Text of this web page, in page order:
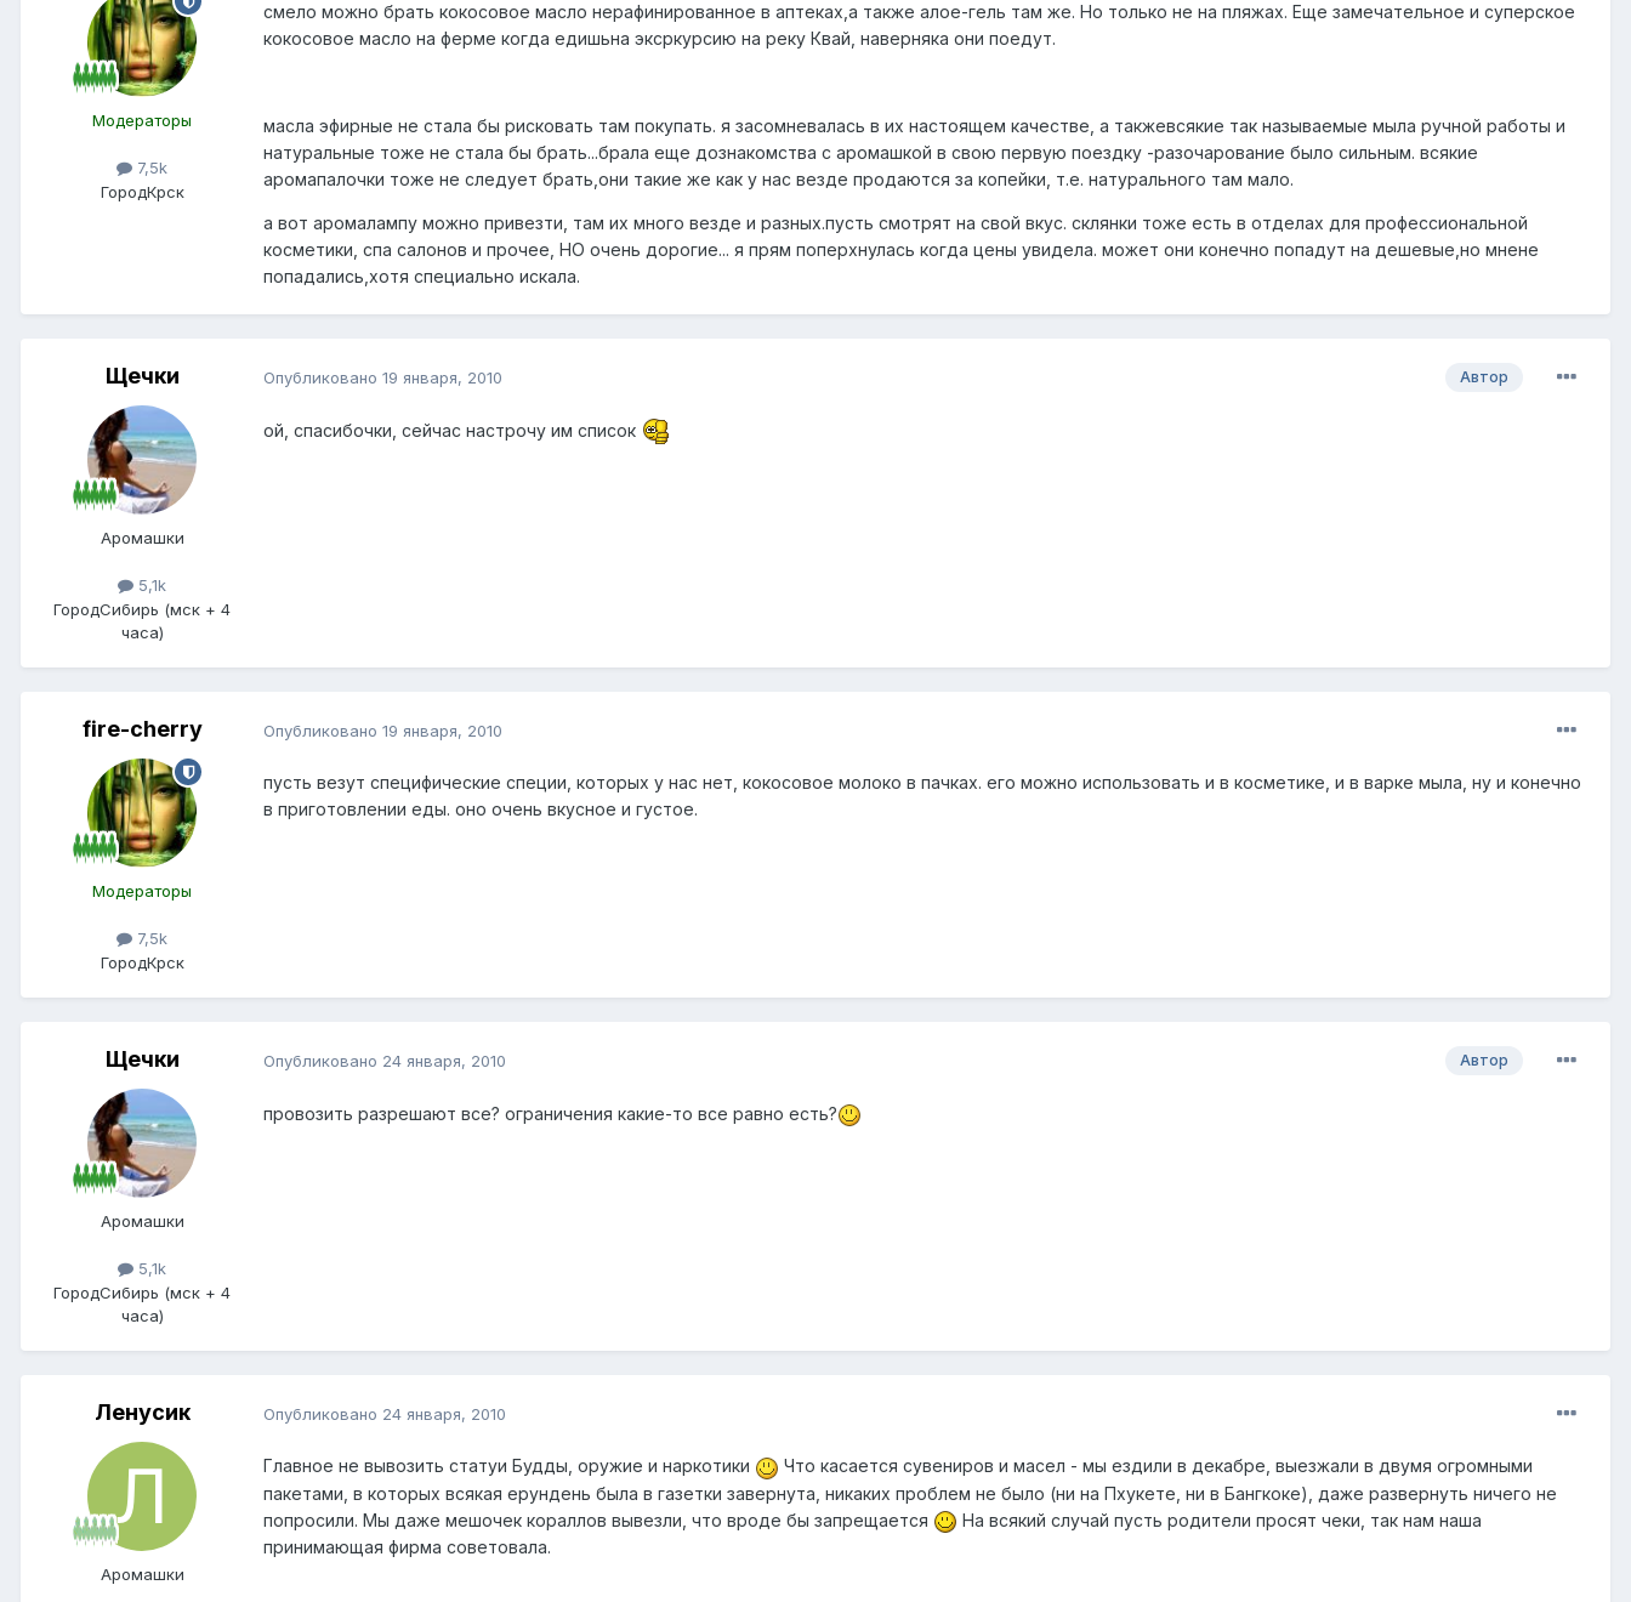
Модераторы
7,5k
ГородКрск
смело можно брать кокосовое масло нерафинированное в аптеках,а также алое-гель там же. Но только не на пляжах. Еще замечательное и суперское
кокосовое масло на ферме когда едишьна эксркурсию на реку Квай, наверняка они поедут.
масла эфирные не стала бы рисковать там покупать. я засомневалась в их настоящем качестве, а такжевсякие так называемые мыла ручной работы и
натуральные тоже не стала бы брать...брала еще дознакомства с аромашкой в свою первую поездку -разочарование было сильным. всякие
аромапалочки тоже не следует брать,они такие же как у нас везде продаются за копейки, т.е. натурального там мало.
а вот аромалампу можно привезти, там их много везде и разных.пусть смотрят на свой вкус. склянки тоже есть в отделах для профессиональной
косметики, спа салонов и прочее, НО очень дорогие... я прям поперхнулась когда цены увидела. может они конечно попадут на дешевые,но мнене
попадались,хотя специально искала.
Щечки
Аромашки
5,1k
ГородСибирь (мск + 4
часа)
Автор
Опубликовано 19 января, 2010
ой, спасибочки, сейчас настрочу им список
fire-cherry
Модераторы
7,5k
ГородКрск
Опубликовано 19 января, 2010
пусть везут специфические специи, которых у нас нет, кокосовое молоко в пачках. его можно использовать и в косметике, и в варке мыла, ну и конечно
в приготовлении еды. оно очень вкусное и густое.
Щечки
Аромашки
5,1k
ГородСибирь (мск + 4
часа)
Автор
Опубликовано 24 января, 2010
провозить разрешают все? ограничения какие-то все равно есть?
Ленусик
Аромашки
Опубликовано 24 января, 2010
Главное не вывозить статуи Будды, оружие и наркотики
Что касается сувениров и масел - мы ездили в декабре, выезжали в двумя огромными
пакетами, в которых всякая ерундень была в газетки завернута, никаких проблем не было (ни на Пхукете, ни в Бангкоке), даже развернуть ничего не
попросили. Мы даже мешочек кораллов вывезли, что вроде бы запрещается
На всякий случай пусть родители просят чеки, так нам наша
принимающая фирма советовала.